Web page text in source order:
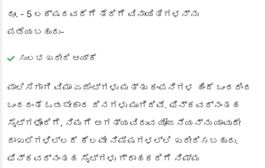
ರೂ. - 5 ಲಕ್ಷದವರೆಗೆ ತೆರಿಗೆ ವಿನಾಯಿತಿಗಳನ್ನು
ಪಡೆಯಬಹುದು-
ಸುಲಭ ಖರೀದಿ ಆಯ್ಕೆ
ಪಾಲಿಸಿಗಾಗಿ ವಿಮಾ ಏಜೆಂಟ್‌ಗಳು ಮತ್ತು ಕಂಪನಿಗಳ ಹಿಂದೆ ಒಂದರಿಂದ
ಒಂದರಂತೆ ಓಡಬೇಕಾದ ದಿನಗಳು ಮುಗಿದಿವೆ. ಫಿನ್‌ಕವರ್‌ನಂತಹ
ಸೈಟ್‌ಗಳೊಂದಿಗೆ, ನಿಮಗೆ ಅಗತ್ಯವಿರುವ ಯೋಜನೆಯನ್ನು ಯಾವುದೇ
ದಾಖಲೆಗಳಿಲ್ಲದೆ ಕೆಲವೇ ನಿಮಿಷಗಳಲ್ಲಿ ಖರೀದಿಸಬಹುದು.
ಫಿನ್‌ಕವರ್‌ನಂತಹ ಸೈಟ್‌ಗಳು ಗ್ರಾಹಕರಿಗೆ ನಿಮ್ಮ